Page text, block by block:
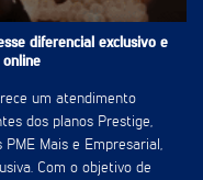
diferencial exclusivo e
online
um atendimento
dos planos Prestige,
PME Mais e Empresarial,
Com o objetivo de